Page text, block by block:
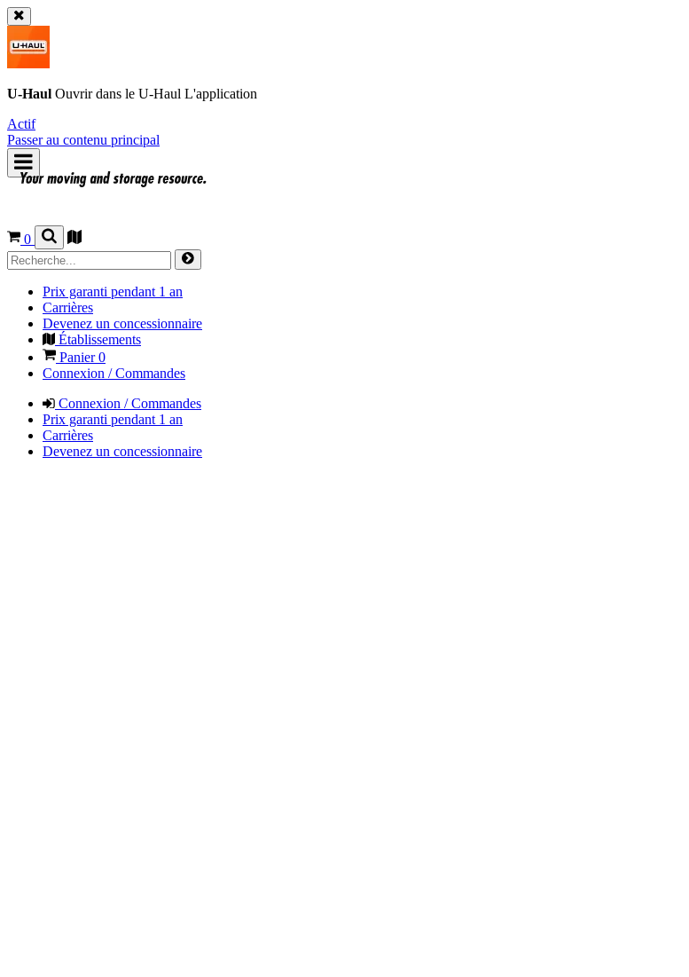
U-Haul Ouvrir dans le U-Haul L'application
Actif
Passer au contenu principal
0
Prix garanti pendant 1 an
Carrières
Devenez un concessionnaire
Établissements
Panier0
Connexion / Commandes
Connexion / Commandes
Prix garanti pendant 1 an
Carrières
Devenez un concessionnaire